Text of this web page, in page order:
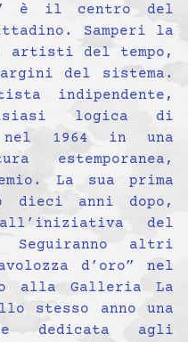
è il centro del
Samperi la
artisti del tempo,
del sistema.
indipendente,
logica di
nel 1964 in una
estemporanea,
La sua prima
dieci anni dopo,
del
altri
d’oro” nel
alla Galleria La
stesso anno una
dedicata agli